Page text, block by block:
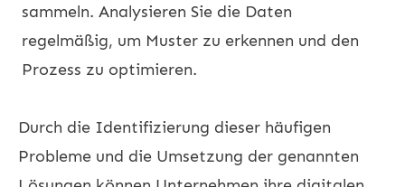
sammeln. Analysieren Sie die Daten
regelmäßig, um Muster zu erkennen und den
Prozess zu optimieren.
Durch die Identifizierung dieser häufigen
Probleme und die Umsetzung der genannten